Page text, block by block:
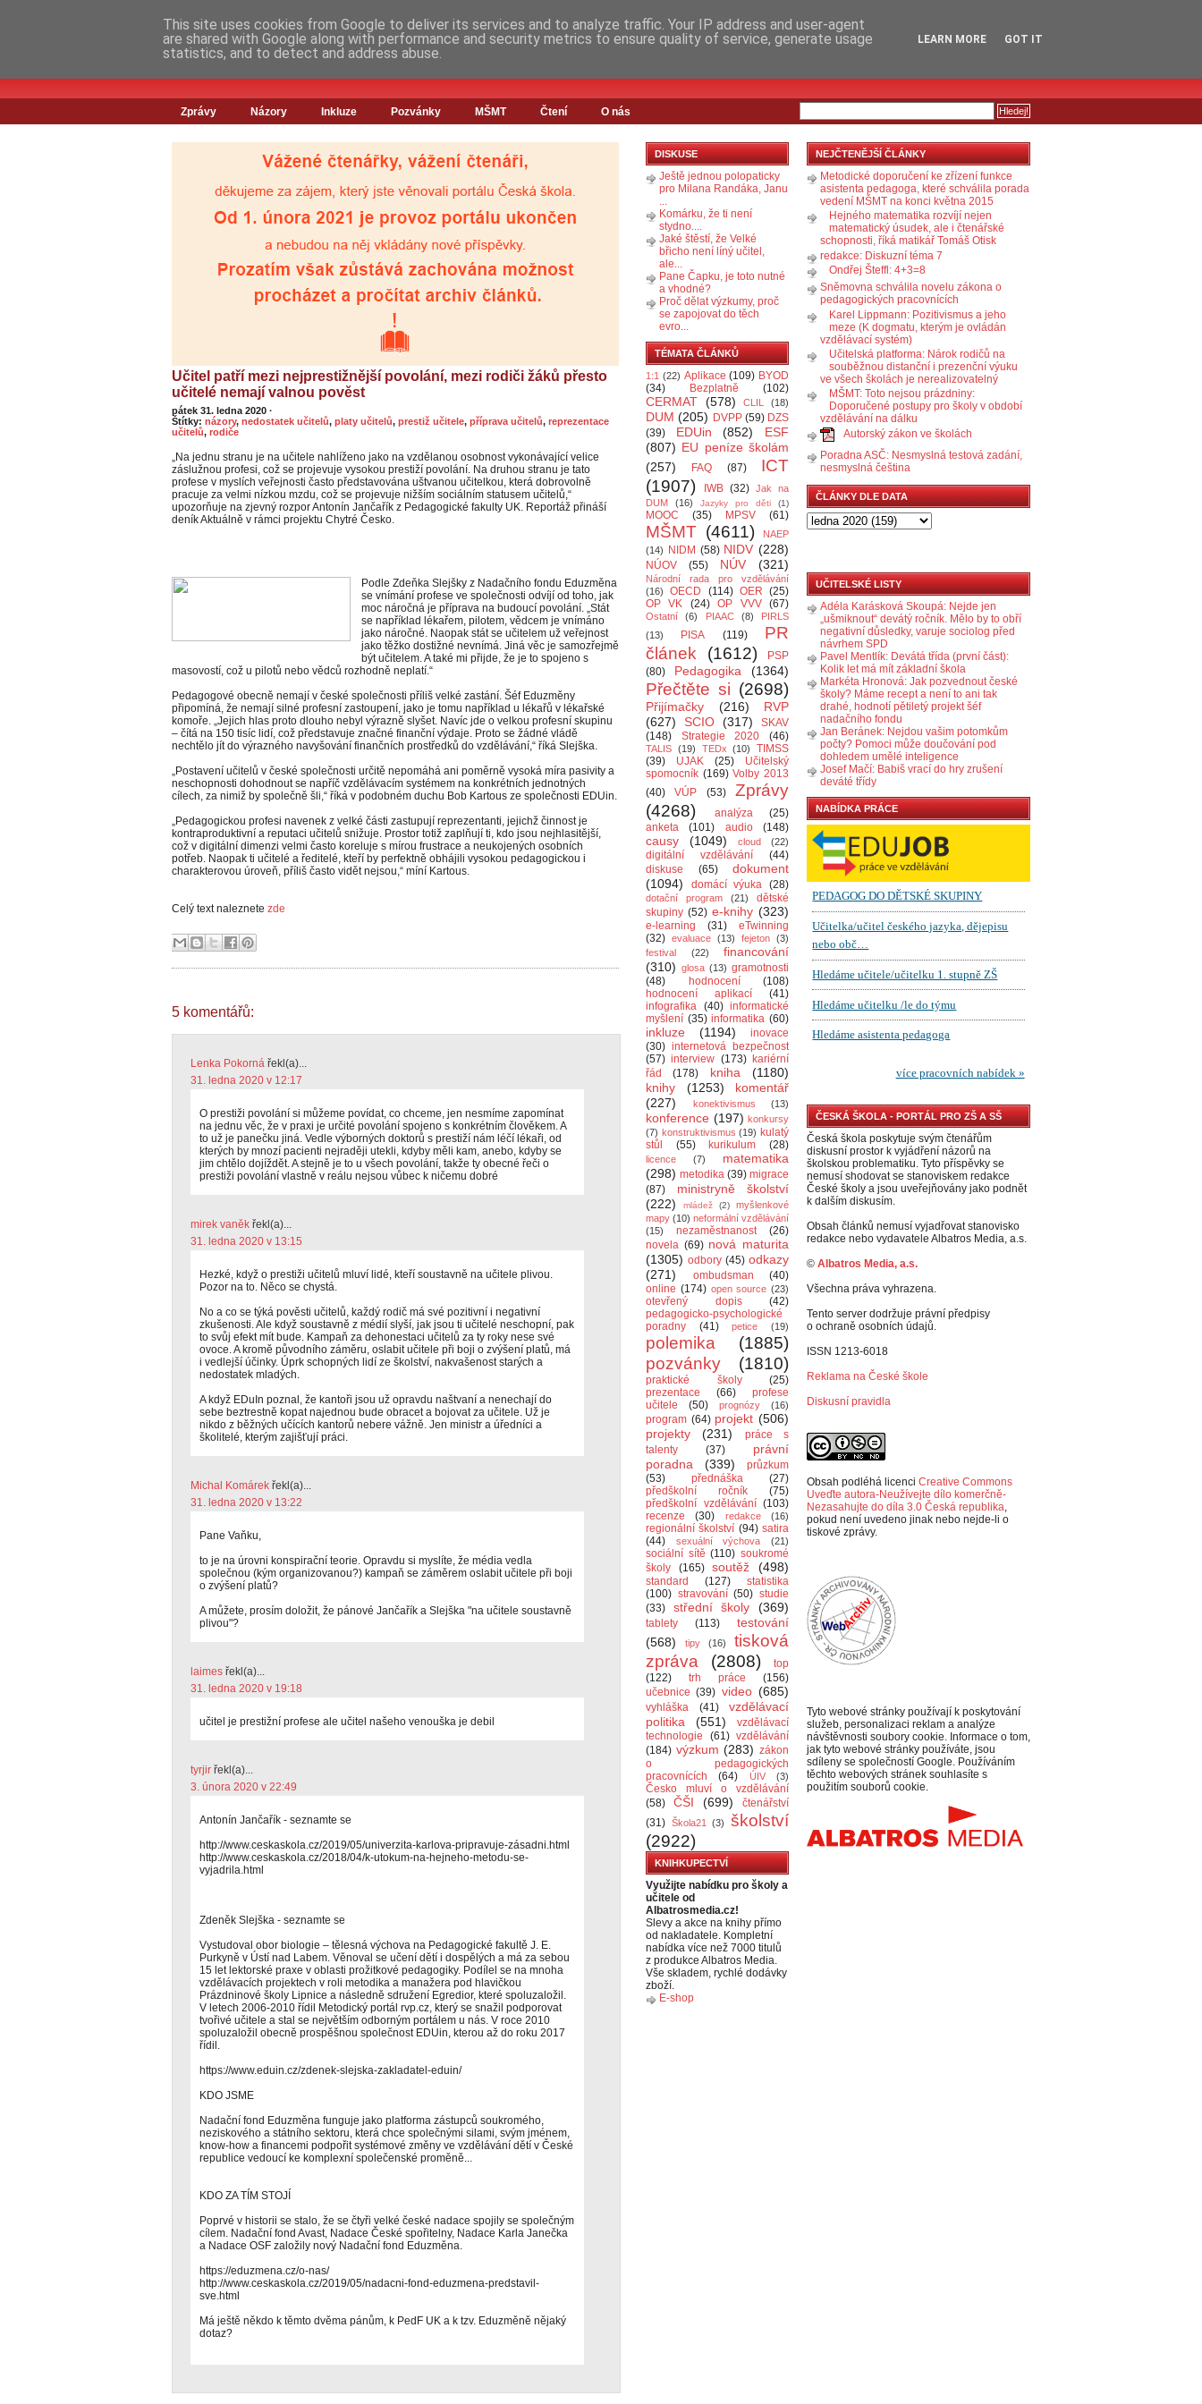
Zprávy Názory Inkluze Pozvánky MŠMT Čtení O nás
Učitel patří mezi nejprestižnější povolání, mezi rodiči žáků přesto
učitelé nemají valnou pověst
pátek 31. ledna 2020 ·
Štítky: názory, nedostatek učitelů, platy učitelů, prestiž učitele, příprava učitelů, reprezentace
učitelů, rodiče
„Na jednu stranu je na učitele nahlíženo jako na vzdělanou osobnost vykonávající velice
záslužnou profesi, což se projevuje vysokou prestiží povolání. Na druhou stranu je tato
profese v myslích veřejnosti často představována uštvanou učitelkou, která dobrovolně
pracuje za velmi nízkou mzdu, což se projevuje nižším sociálním statusem učitelů,“
upozorňuje na zjevný rozpor Antonín Jančařík z Pedagogické fakulty UK. Reportáž přináší
deník Aktuálně v rámci projektu Chytré Česko.
Podle Zdeňka Slejšky z Nadačního fondu Eduzměna
se vnímání profese ve společnosti odvíjí od toho, jak
moc náročná je příprava na budoucí povolání. „Stát
se například lékařem, pilotem, vědcem je vnímáno
jako náročné. Naopak stát se učitelem už veřejnost
jako těžko dostižné nevnímá. Jiná věc je samozřejmě
být učitelem. A také mi přijde, že je to spojeno s
masovostí, což u pilotů nebo vědců rozhodně neplatí.“
Pedagogové obecně nemají v české společnosti příliš velké zastání. Šéf Eduzměny
připomíná, že nemají silné profesní zastoupení, jako je tomu například u lékařů v lékařské
komoře. „Jejich hlas proto dlouho nebyl výrazně slyšet. Navíc jde o velkou profesní skupinu
– čítá na 150 tisíc lidí, což představuje značné finanční výdaje. Proto se žádné vládě
nechtělo jít do výrazného navyšování finančních prostředků do vzdělávání,“ říká Slejška.
„Postavení učitelů v české společnosti určitě nepomáhá ani poměrně vysoká míra pasivity a
neschopnosti dohodnout se napříč vzdělávacím systémem na konkrétních jednotných
cílech, za nimiž by společně šli,“ říká v podobném duchu Bob Kartous ze společnosti EDUin.
„Pedagogickou profesi navenek z velké části zastupují reprezentanti, jejichž činnost je
kontraproduktivní a reputaci učitelů snižuje. Prostor totiž zaplňují ti, kdo jsou nejhlasitější,
což v digitální dimenzi velmi často koreluje s mírou frustrace a neukojených osobních
potřeb. Naopak ti učitelé a ředitelé, kteří by perfektně obhájili vysokou pedagogickou i
charakterovou úroveň, příliš často vidět nejsou,“ míní Kartous.
Celý text naleznete zde
5 komentářů:
Lenka Pokorná řekl(a)...
31. ledna 2020 v 12:17
O prestiži povolání si můžeme povídat, co chceme, jen nesmíme zapomínat
na jednu věc, že v praxi je určité povolání spojeno s konkrétním člověkem. A
to už je panečku jiná. Vedle výborných doktorů s prestiží nám léčí lékaři, od
kterých by mnozí pacienti nejraději utekli, kdyby měli kam, anebo, kdyby se
jim chtělo dojíždět. A stejně je to u všech povolání, takže ty obecné řeči o
prestiži povolání vlastně v reálu nejsou vůbec k ničemu dobré
mirek vaněk řekl(a)...
31. ledna 2020 v 13:15
Hezké, když o prestiži učitelů mluví lidé, kteří soustavně na učitele plivou.
Pozor na to. Něco se chystá.
No a co se týká pověsti učitelů, každý rodič má své pozitivní i negativní
zkušenosti. Ale když soustavně z médií slyší, jak jsou ti učitelé neschopní, pak
to svůj efekt mít bude. Kampaň za dehonestaci učitelů za ty roky nese své
ovoce. A kromě původního záměru, oslabit učitele při boji o zvýšení platů, má
i vedlejší účinky. Úprk schopných lidí ze školství, nakvašenost starých a
nedostatek mladých.
A když EDuIn poznal, že kantoři jsou už opravdu naštvaní a nenechají do
sebe beztrestně kopat najednou bude obracet a bojovat za učitele. Už je
nikdo z běžných učících kantorů nebere vážně. Jen ministr a úředníci a
školitelé, kterým zajišťují práci.
Michal Komárek řekl(a)...
31. ledna 2020 v 13:22
Pane Vaňku,
to je na úrovni konspirační teorie. Opravdu si myslíte, že média vedla
společnou (kým organizovanou?) kampaň se záměrem oslabit učitele při boji
o zvýšení platů?
A můžete, prosím doložit, že pánové Jančařík a Slejška "na učitele soustavně
plivou"?
laimes řekl(a)...
31. ledna 2020 v 19:18
učitel je prestižní profese ale učitel našeho venouška je debil
tyrjir řekl(a)...
3. února 2020 v 22:49
Antonín Jančařík - seznamte se
http://www.ceskaskola.cz/2019/05/univerzita-karlova-pripravuje-zásadni.html
http://www.ceskaskola.cz/2018/04/k-utokum-na-hejneho-metodu-se-
vyjadrila.html
Zdeněk Slejška - seznamte se
Vystudoval obor biologie – tělesná výchova na Pedagogické fakultě J. E.
Purkyně v Ústí nad Labem. Věnoval se učení dětí i dospělých a má za sebou
15 let lektorské praxe v oblasti prožitkové pedagogiky. Podílel se na mnoha
vzdělávacích projektech v roli metodika a manažera pod hlavičkou
Prázdninové školy Lipnice a následně sdružení Egredior, které spoluzaložil.
V letech 2006-2010 řídil Metodický portál rvp.cz, který se snažil podporovat
tvořivé učitele a stal se největším odborným portálem u nás. V roce 2010
spoluzaložil obecně prospěšnou společnost EDUin, kterou až do roku 2017
řídil.
https://www.eduin.cz/zdenek-slejska-zakladatel-eduin/
KDO JSME
Nadační fond Eduzměna funguje jako platforma zástupců soukromého,
neziskového a státního sektoru, která chce společnými silami, svým jménem,
know-how a financemi podpořit systémové změny ve vzdělávání dětí v České
republice vedoucí ke komplexní společenské proměně...
KDO ZA TÍM STOJÍ
Poprvé v historii se stalo, že se čtyři velké české nadace spojily se společným
cílem. Nadační fond Avast, Nadace České spořitelny, Nadace Karla Janečka
a Nadace OSF založily nový Nadační fond Eduzměna.
https://eduzmena.cz/o-nas/
http://www.ceskaskola.cz/2019/05/nadacni-fond-eduzmena-predstavil-
sve.html
Má ještě někdo k těmto dvěma pánům, k PedF UK a k tzv. Eduzměně nějaký
dotaz?
DISKUSE
Ještě jednou polopaticky
pro Milana Randáka, Janu
...
Komárku, že ti není
stydno....
Jaké štěstí, že Velké
břicho není líný učitel,
ale...
Pane Čapku, je toto nutné
a vhodné?
Proč dělat výzkumy, proč
se zapojovat do těch
evro...
TÉMATA ČLÁNKŮ
1:1 (22) Aplikace (109) BYOD
(34)
Bezplatně (102)
CERMAT (578) CLIL (18)
DUM (205) DVPP (59) DZS
(39)
EDUin (852)
ESF
(807) EU peníze školám
(257)
FAQ (87)
ICT
(1907)
IWB (32) Jak na
DUM
(16) Jazyky pro děti (1)
MOOC (35) MPSV (61)
MŠMT (4611)
NAEP
(14)
NIDM (58) NIDV (228)
NÚOV (55) NÚV (321)
Národní rada pro vzdělávání
(16)
OECD (114) OER (25)
OP VK
(24) OP VVV (67)
Ostatní (6) PIAAC (8)
PIRLS
(13)
PISA (119)
PR
článek
(1612)
PSP
(80)
Pedagogika (1364)
Přečtěte si (2698)
Přijímačky (216)
RVP
(627)
SCIO (317)
SKAV
(148)
Strategie 2020 (46)
TALIS (19) TEDx (10)
TIMSS
(39)
UJAK (25)
Učitelský
spomocník (169) Volby 2013
(40)
VÚP (53)
Zprávy
(4268)
analýza
(25)
anketa
(101) audio (148)
causy (1049) cloud (22)
digitální vzdělávání
(44)
diskuse
(65)
dokument
(1094)
domácí výuka (28)
dotační program (21)
dětské
skupiny (52) e-knihy (323)
e-learning (31)
eTwinning
(32) evaluace (13) fejeton (3)
festival
(22)
financování
(310) glosa (13) gramotnosti
(48)
hodnocení
(108)
hodnocení aplikací
(41)
infografika (40) informatické
myšlení (35) informatika (60)
inkluze (1194)
inovace
(30) internetová bezpečnost
(57) interview (173) kariérní
řád
(178) kniha
(1180)
knihy
(1253)
komentář
(227)
konektivismus (13)
konference (197) konkursy
(7) konstruktivismus (19) kulatý
stůl
(55) kurikulum (28)
licence (7)
matematika
(298) metodika (39) migrace
(87)
ministryně školství
(222)
mládež (2)
myšlenkové
mapy (10) neformální vzdělávání
(15)
nezaměstnanost
(26)
novela (69) nová maturita
(1305) odbory (45) odkazy
(271)
ombudsman
(40)
online (174) open source (23)
otevřený dopis
(42)
pedagogicko-psychologické
poradny
(41) petice (19)
polemika
(1885)
pozvánky
(1810)
praktické školy
(25)
prezentace
(66)
profese
učitele
(50) prognózy (16)
program (64) projekt (506)
projekty
(231)
práce s
talenty
(37)
právní
poradna
(339)
průzkum
(53)
přednáška
(27)
předškolní ročník
(75)
předškolní vzdělávání (103)
recenze
(30) redakce (16)
regionální školství (94) satira
(44)
sexuální výchova (21)
sociální sítě (110) soukromé
školy
(165) soutěž (498)
standard (127)
statistika
(100) stravování (50) studie
(33)
střední školy (369)
tablety (113)
testování
(568)
tipy (16)
tisková
zpráva
(2808)
top
(122)
trh práce
(156)
učebnice (39) video (685)
vyhláška (41)
vzdělávací
politika
(551)
vzdělávací
technologie
(61) vzdělávání
(184) výzkum (283) zákon
o pedagogických
pracovnících
(64) ÚIV (3)
Česko mluví o vzdělávání
(58)
ČŠI (699)
čtenářství
(31) Škola21 (3)
školství
(2922)
KNIHKUPECTVÍ
Využijte nabídku pro školy a
učitele od
Albatrosmedia.cz!
Slevy a akce na knihy přímo
od nakladatele. Kompletní
nabídka více než 7000 titulů
z produkce Albatros Media.
Vše skladem, rychlé dodávky
zboží.
E-shop
NEJČTENĚJŠÍ ČLÁNKY
Metodické doporučení ke zřízení funkce
asistenta pedagoga, které schválila porada
vedení MŠMT na konci května 2015
Hejného matematika rozvíjí nejen
matematický úsudek, ale i čtenářské
schopnosti, říká matikář Tomáš Otisk
redakce: Diskuzní téma 7
Ondřej Šteffl: 4+3=8
Sněmovna schválila novelu zákona o
pedagogických pracovnících
Karel Lippmann: Pozitivismus a jeho
meze (K dogmatu, kterým je ovládán
vzdělávací systém)
Učitelská platforma: Nárok rodičů na
souběžnou distanční i prezenční výuku
ve všech školách je nerealizovatelný
MŠMT: Toto nejsou prázdniny:
Doporučené postupy pro školy v období
vzdělávání na dálku
Autorský zákon ve školách
Poradna ASČ: Nesmyslná testová zadání,
nesmyslná čeština
ČLÁNKY DLE DATA
UČITELSKÉ LISTY
Adéla Karásková Skoupá: Nejde jen
„ušmiknout“ devátý ročník. Mělo by to obří
negativní důsledky, varuje sociolog před
návrhem SPD
Pavel Mentlík: Devátá třída (první část):
Kolik let má mít základní škola
Markéta Hronová: Jak pozvednout české
školy? Máme recept a není to ani tak
drahé, hodnotí pětiletý projekt šéf
nadačního fondu
Jan Beránek: Nejdou vašim potomkům
počty? Pomoci může doučování pod
dohledem umělé inteligence
Josef Mačí: Babiš vrací do hry zrušení
deváté třídy
NABÍDKA PRÁCE
ČESKÁ ŠKOLA - PORTÁL PRO ZŠ A SŠ
Česká škola poskytuje svým čtenářům
diskusní prostor k vyjádření názorů na
školskou problematiku. Tyto příspěvky se
nemusí shodovat se stanoviskem redakce
České školy a jsou uveřejňovány jako podnět
k dalším diskusím.
Obsah článků nemusí vyjadřovat stanovisko
redakce nebo vydavatele Albatros Media, a.s.
© Albatros Media, a.s.
Všechna práva vyhrazena.
Tento server dodržuje právní předpisy
o ochraně osobních údajů.
ISSN 1213-6018
Reklama na České škole
Diskusní pravidla
Obsah podléhá licenci Creative Commons
Uveďte autora-Neužívejte dílo komerčně-
Nezasahujte do díla 3.0 Česká republika,
pokud není uvedeno jinak nebo nejde-li o
tiskové zprávy.
Tyto webové stránky používají k poskytování
služeb, personalizaci reklam a analýze
návštěvnosti soubory cookie. Informace o tom,
jak tyto webové stránky používáte, jsou
sdíleny se společností Google. Používáním
těchto webových stránek souhlasíte s
použitím souborů cookie.
This site uses cookies from Google to deliver its services and to analyze traffic. Your IP address and user-agent
are shared with Google along with performance and security metrics to ensure quality of service, generate usage
statistics, and to detect and address abuse.
LEARN MORE GOT IT